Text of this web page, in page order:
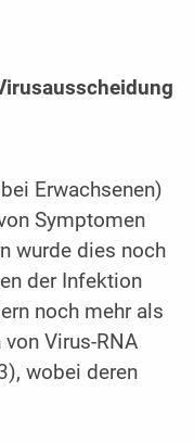
Erwachsenen)
Symptomen
wurde dies noch
der Infektion
noch mehr als
Virus-RNA
wobei deren